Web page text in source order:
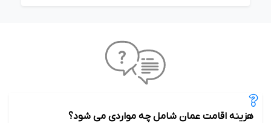
هزینه اقامت عمان شامل چه مواردی می شود؟